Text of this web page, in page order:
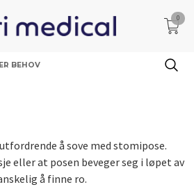
0
BEHOV
å sove med stomipose.
eller at posen beveger seg i løpet av
å finne ro.